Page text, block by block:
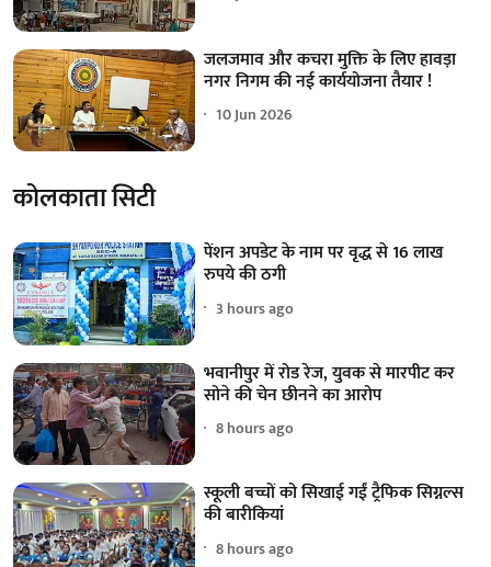
जलजमाव और कचरा मुक्ति के लिए हावड़ा
नगर निगम की नई कार्ययोजना तैयार !
10 Jun 2026
कोलकाता सिटी
पेंशन अपडेट के नाम पर वृद्ध से 16 लाख
रुपये की ठगी
3 hours ago
भवानीपुर में रोड रेज, युवक से मारपीट कर
सोने की चेन छीनने का आरोप
8 hours ago
स्कूली बच्चों को सिखाई गईं ट्रैफिक सिग्नल्स
की बारीकियां
8 hours ago